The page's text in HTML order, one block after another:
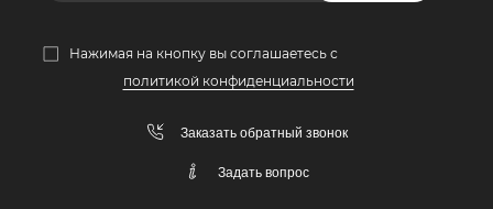
Нажимая на кнопку вы соглашаетесь с
политикой конфиденциальности
Заказать обратный звонок
Задать вопрос